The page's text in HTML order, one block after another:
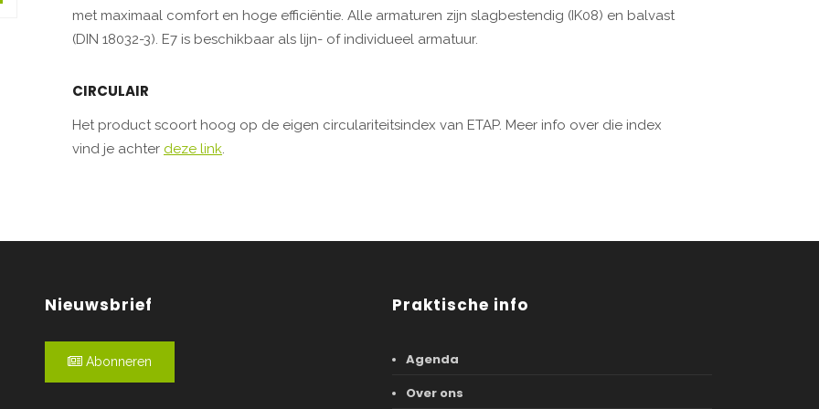
met maximaal comfort en hoge efficiëntie. Alle armaturen zijn slagbestendig (IK08) en balvast
(DIN 18032-3). E7 is beschikbaar als lijn- of individueel armatuur.
CIRCULAIR
Het product scoort hoog op de eigen circulariteitsindex van ETAP. Meer info over die index
vind je achter deze link.
Nieuwsbrief
Abonneren
Praktische info
Agenda
Over ons